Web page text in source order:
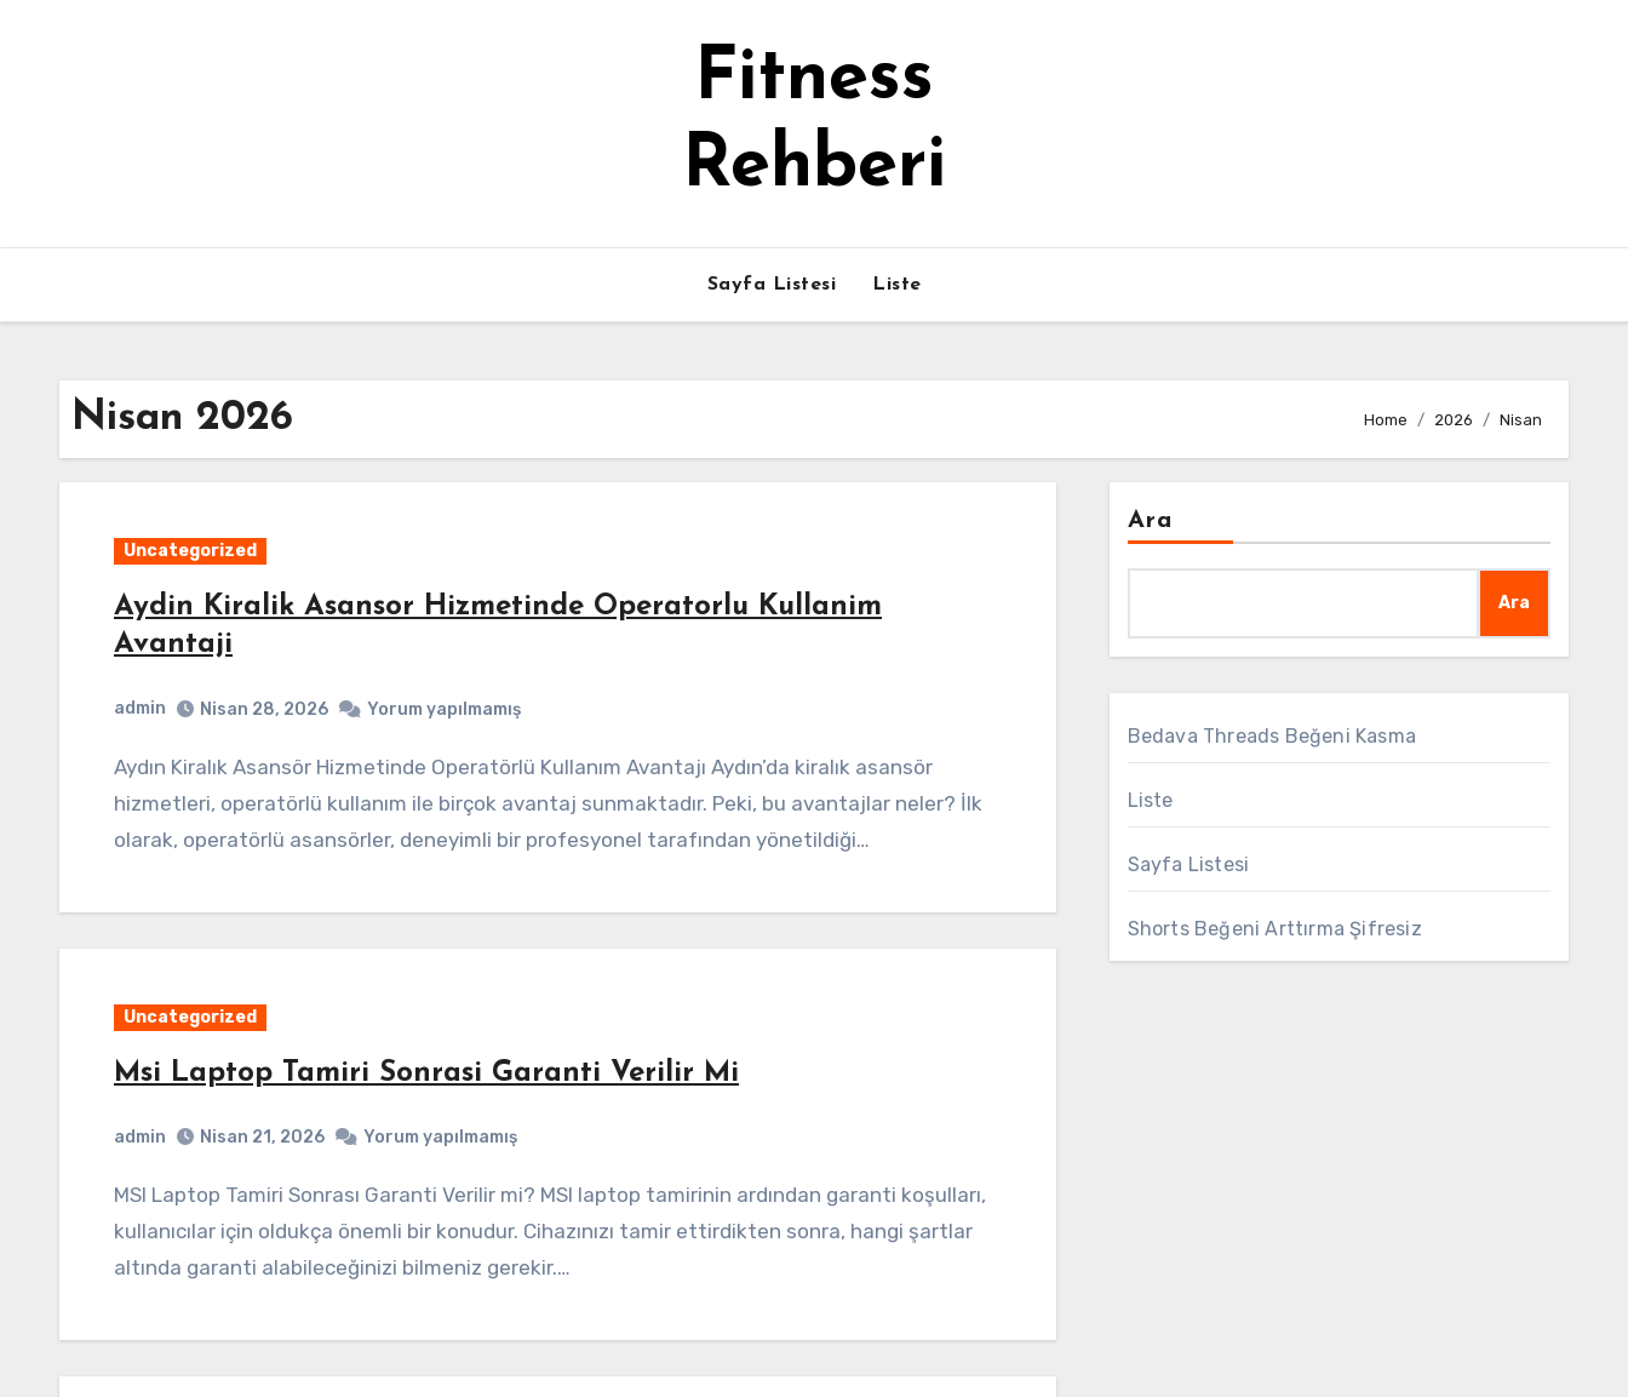
Fitness
Rehberi
Sayfa Listesi Liste
Nisan 2026 Home 2026 Nisan
Uncategorized
Aydin Kiralik Asansor Hizmetinde Operatorlu Kullanim
Avantaji
admin Nisan 28, 2026 Yorum yapılmamış
Aydın Kiralık Asansör Hizmetinde Operatörlü Kullanım Avantajı Aydın’da kiralık asansör
hizmetleri, operatörlü kullanım ile birçok avantaj sunmaktadır. Peki, bu avantajlar neler? İlk
olarak, operatörlü asansörler, deneyimli bir profesyonel tarafından yönetildiği…
Uncategorized
Msi Laptop Tamiri Sonrasi Garanti Verilir Mi
admin Nisan 21, 2026 Yorum yapılmamış
MSI Laptop Tamiri Sonrası Garanti Verilir mi? MSI laptop tamirinin ardından garanti koşulları,
kullanıcılar için oldukça önemli bir konudur. Cihazınızı tamir ettirdikten sonra, hangi şartlar
altında garanti alabileceğinizi bilmeniz gerekir.…
Ara
Ara
Bedava Threads Beğeni Kasma
Liste
Sayfa Listesi
Shorts Beğeni Arttırma Şifresiz